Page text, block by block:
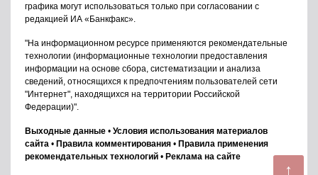
↑
графика могут использоваться только при согласовании с
редакцией ИА «Банкфакс».
"На информационном ресурсе применяются рекомендательные
технологии (информационные технологии предоставления
информации на основе сбора, систематизации и анализа
сведений, относящихся к предпочтениям пользователей сети
"Интернет", находящихся на территории Российской
Федерации)".
Выходные данные • Условия использования материалов
сайта • Правила комментирования • Правила применения
рекомендательных технологий • Реклама на сайте